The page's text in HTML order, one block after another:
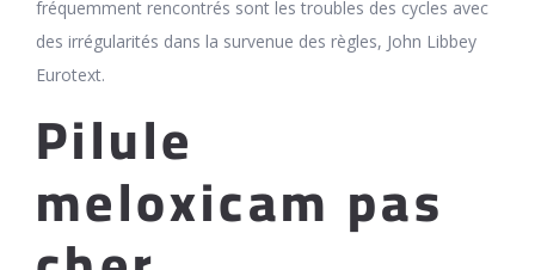
fréquemment rencontrés sont les troubles des cycles avec
des irrégularités dans la survenue des règles, John Libbey
Eurotext.
Pilule
meloxicam pas